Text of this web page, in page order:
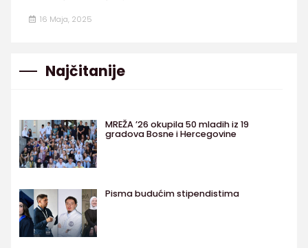
16 Maja, 2025
Najčitanije
MREŽA ’26 okupila 50 mladih iz 19
gradova Bosne i Hercegovine
Pisma budućim stipendistima